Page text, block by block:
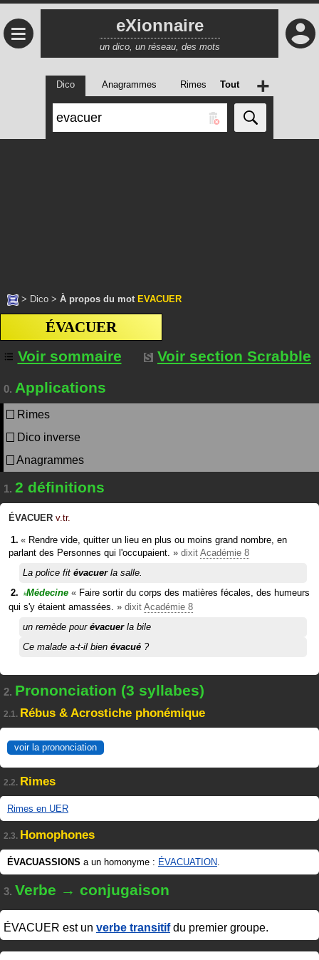
≡ eXionnaire
un dico, un réseau, des mots
Dico Anagrammes Rimes Tout +
> Dico > À propos du mot EVACUER
ÉVACUER
Voir sommaire
Voir section Scrabble
0. Applications
Rimes
Dico inverse
Anagrammes
1. 2 définitions
ÉVACUER v.tr.
« Rendre vide, quitter un lieu en plus ou moins grand nombre, en
parlant des Personnes qui l'occupaient. » dixit Académie 8
La police fit évacuerla salle.
#Médecine « Faire sortir du corps des matières fécales, des humeurs
qui s'y étaient amassées. » dixit Académie 8
un remède pour évacuerla bile
Ce malade a-t-il bien évacué ?
2. Prononciation (3 syllabes)
2.1. Rébus & Acrostiche phonémique
voir la prononciation
2.2. Rimes
Rimes en UER
2.3. Homophones
ÉVACUASSIONS a un homonyme : ÉVACUATION.
3. Verbe → conjugaison
ÉVACUER est un verbe transitifdu premier groupe.